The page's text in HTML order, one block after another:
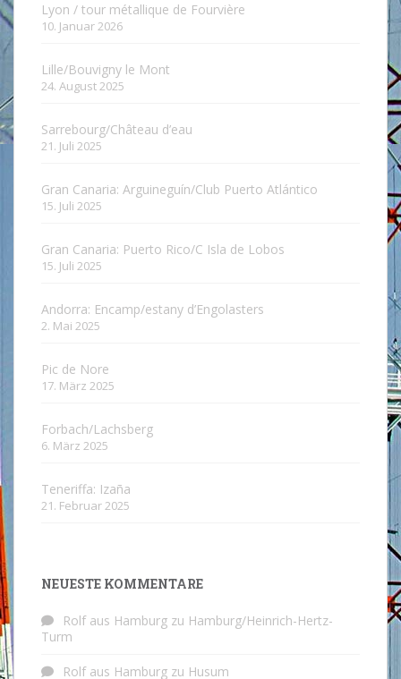
Lyon / tour métallique de Fourvière
10. Januar 2026
Lille/Bouvigny le Mont
24. August 2025
Sarrebourg/Château d’eau
21. Juli 2025
Gran Canaria: Arguineguín/Club Puerto Atlántico
15. Juli 2025
Gran Canaria: Puerto Rico/C Isla de Lobos
15. Juli 2025
Andorra: Encamp/estany d’Engolasters
2. Mai 2025
Pic de Nore
17. März 2025
Forbach/Lachsberg
6. März 2025
Teneriffa: Izaña
21. Februar 2025
NEUESTE KOMMENTARE
Rolf aus Hamburg zu Hamburg/Heinrich-Hertz-
Turm
Rolf aus Hamburg zu Husum